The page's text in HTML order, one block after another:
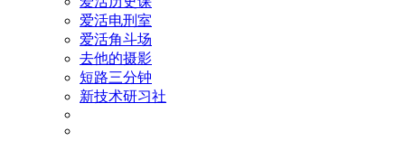
爱活电刑室
爱活角斗场
去他的摄影
短路三分钟
新技术研习社